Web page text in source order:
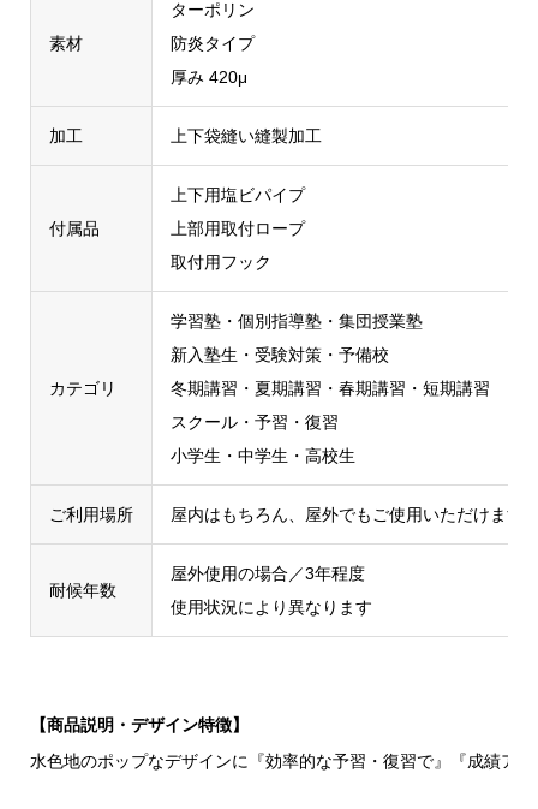
素材
ターポリン
防炎タイプ
厚み 420μ
加工 上下袋縫い縫製加工
付属品
上下用塩ビパイプ
上部用取付ロープ
取付用フック
カテゴリ
学習塾・個別指導塾・集団授業塾
新入塾生・受験対策・予備校
冬期講習・夏期講習・春期講習・短期講習
スクール・予習・復習
小学生・中学生・高校生
ご利用場所 屋内はもちろん、屋外でもご使用いただけます
耐候年数
屋外使用の場合／3年程度
使用状況により異なります
【商品説明・デザイン特徴】
水色地のポップなデザインに『効率的な予習・復習で』『成績ア